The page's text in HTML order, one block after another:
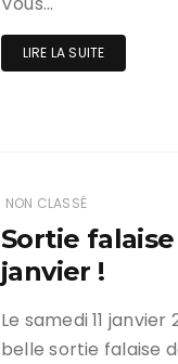
LIRE LA SUITE
NON CLASSÉ
Sortie
janvier !
Le samedi 11 janvier
belle sortie falaise